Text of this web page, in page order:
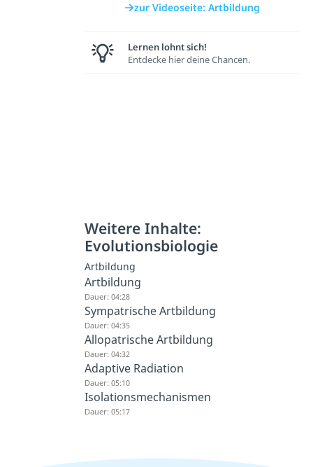
zur Videoseite: Artbildung
Lernen lohnt sich!
Entdecke hier deine Chancen.
Weitere Inhalte:
Evolutionsbiologie
Artbildung
Artbildung
Dauer: 04:28
Sympatrische Artbildung
Dauer: 04:35
Allopatrische Artbildung
Dauer: 04:32
Adaptive Radiation
Dauer: 05:10
Isolationsmechanismen
Dauer: 05:17